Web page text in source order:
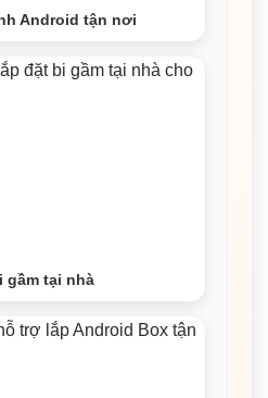
Android tận nơi
gầm tại nhà